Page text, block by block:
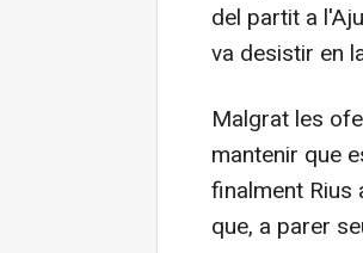
del partit a
va desistir en
Malgrat les
mantenir que
finalment Rius
que, a parer